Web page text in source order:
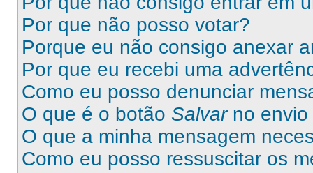
Por que não posso votar?
Porque eu não consigo anexar
Por que eu recebi uma
Como eu posso denunciar
O que é o botão Salvarno envio
O que a minha mensagem
Como eu posso ressuscitar os